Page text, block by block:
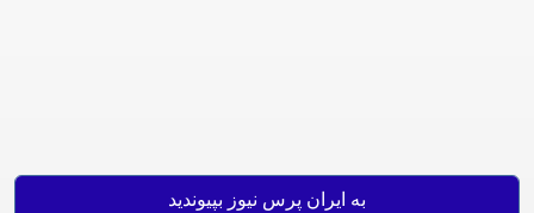
به ایران پرس نیوز بپیوندید